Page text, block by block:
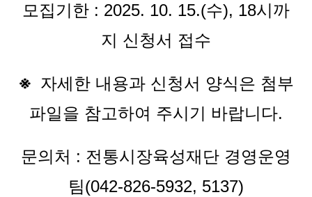
모집기한 : 2025. 10. 15.(수), 18시까
지 신청서 접수
※ 자세한 내용과 신청서 양식은 첨부
파일을 참고하여 주시기 바랍니다.
문의처 : 전통시장육성재단 경영운영
팀(042-826-5932, 5137)